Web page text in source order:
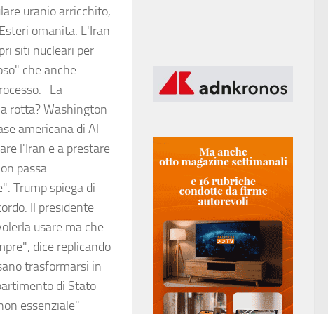
uranio arricchito,
omanita. L'Iran
siti nucleari per
che anche
La
rotta? Washington
americana di Al-
l'Iran e a prestare
passa
Trump spiega di
Il presidente
usare ma che
dice replicando
trasformarsi in
di Stato
essenziale"